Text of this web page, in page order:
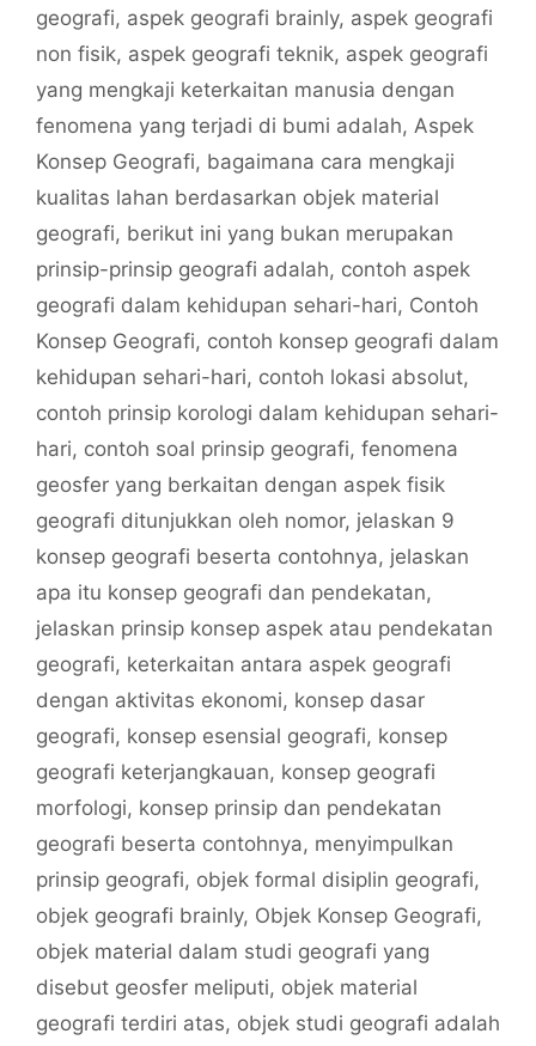
geografi, aspek geografi brainly, aspek geografi
non fisik, aspek geografi teknik, aspek geografi
yang mengkaji keterkaitan manusia dengan
fenomena yang terjadi di bumi adalah, Aspek
Konsep Geografi, bagaimana cara mengkaji
kualitas lahan berdasarkan objek material
geografi, berikut ini yang bukan merupakan
prinsip-prinsip geografi adalah, contoh aspek
geografi dalam kehidupan sehari-hari, Contoh
Konsep Geografi, contoh konsep geografi dalam
kehidupan sehari-hari, contoh lokasi absolut,
contoh prinsip korologi dalam kehidupan sehari-
hari, contoh soal prinsip geografi, fenomena
geosfer yang berkaitan dengan aspek fisik
geografi ditunjukkan oleh nomor, jelaskan 9
konsep geografi beserta contohnya, jelaskan
apa itu konsep geografi dan pendekatan,
jelaskan prinsip konsep aspek atau pendekatan
geografi, keterkaitan antara aspek geografi
dengan aktivitas ekonomi, konsep dasar
geografi, konsep esensial geografi, konsep
geografi keterjangkauan, konsep geografi
morfologi, konsep prinsip dan pendekatan
geografi beserta contohnya, menyimpulkan
prinsip geografi, objek formal disiplin geografi,
objek geografi brainly, Objek Konsep Geografi,
objek material dalam studi geografi yang
disebut geosfer meliputi, objek material
geografi terdiri atas, objek studi geografi adalah